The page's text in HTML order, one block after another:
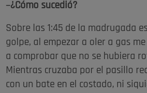
—¿Cómo sucedió?
Sobre las 1:45 de la madrugada
golpe, al empezar a oler a gas
a comprobar que no se hubiera
Mientras cruzaba por el pasillo
con un bate en el costado, ni